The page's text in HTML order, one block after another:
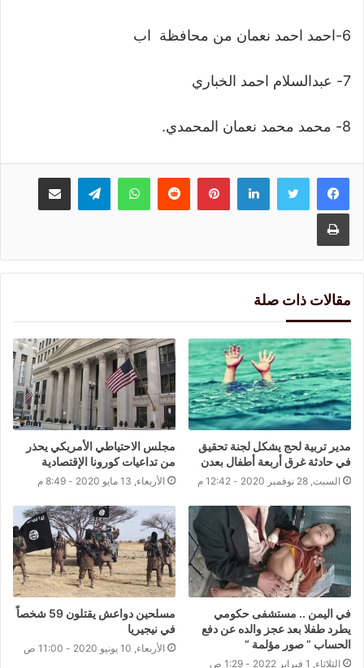
6-احمد احمد نعمان من محافظة اب
7- عبدالسلام احمد الخباري
8- محمد محمد نعمان المحمدي.
لينكدإنبينتيريست واتسابتيلقرام مشاركة عبر البريد
طباعة
مقالات ذات صلة
مدير تربية لحج يشكل لجنة تحقيق
في حادثة غرق أربعة أطفال بعدن
السبت, 28 نوفمبر 2020 - 12:42 م
مجلس الاحتياطي الأمريكي يحذر
من تداعيات كورونا الإقتصادية
الأربعاء, 13 مايو 2020 - 8:49 م
في اليمن .. مستشفى حكومي
يطرد طفلا بعد عجز والده عن دفع
الحساب ” صور مؤلمة “
الثلاثاء, 1 فبراير 2022 - 1:29 ص
مسلحين دواعش يقتلون 59 شخصاً
في نيجيريا
الأربعاء, 10 يونيو 2020 - 11:00 ص